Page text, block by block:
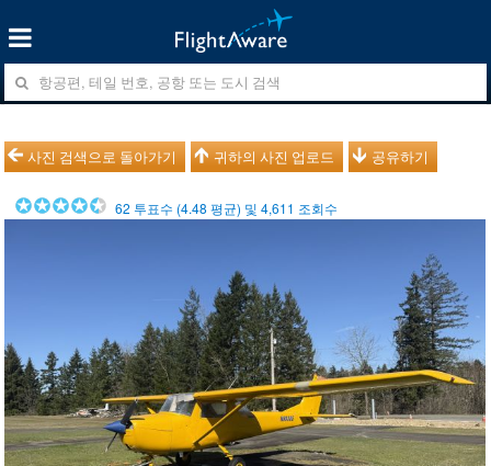
사진 검색으로 돌아가기 귀하의 사진 업로드 공유하기
62 투표수 (4.48 평균) 및4,611 조회수